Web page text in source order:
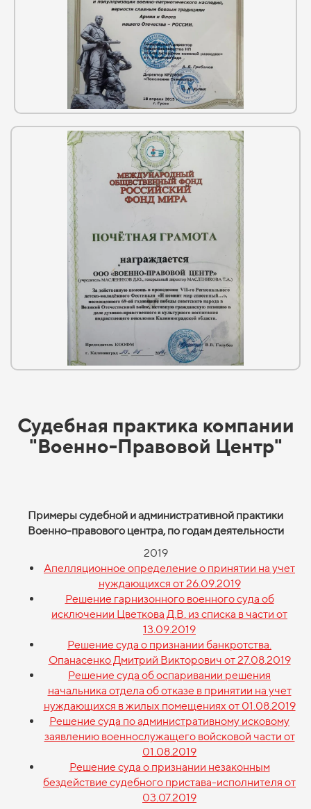
Судебная практика компании
"Военно-Правовой Центр"
Примеры судебной и административной практики
Военно-правового центра, по годам деятельности
2019
Апелляционное определение о принятии на учет
нуждающихся от 26.09.2019
Решение гарнизонного военного суда об
исключении Цветкова Д.В. из списка в части от
13.09.2019
Решение суда о признании банкротства.
Опанасенко Дмитрий Викторович от 27.08.2019
Решение суда об оспаривании решения
начальника отдела об отказе в принятии на учет
нуждающихся в жилых помещениях от 01.08.2019
Решение суда по административному исковому
заявлению военнослужащего войсковой части от
01.08.2019
Решение суда о признании незаконным
бездействие судебного пристава-исполнителя от
03.07.2019